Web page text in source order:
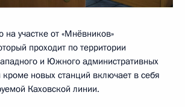
участке от «Мнёвников»
проходит по территории
и Южного административных
новых станций включает в себя
Каховской линии.